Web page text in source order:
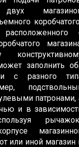
заполнить
с разного
патронами,
и в
или иной магазин